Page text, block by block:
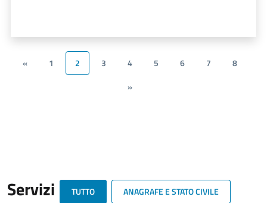
« 1 2 3 4 5 6 7
8
»
Servizi TUTTO
ANAGRAFE E STATO CIVILE